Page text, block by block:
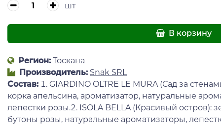
шт
В корзину
Регион: Тоскана
Производитель: Snak SRL
Состав: 1. GIARDINO OLTRE LE MURA (Сад за
корка апельсина, ароматизатор, натуральные
лепестки розы.2. ISOLA BELLA (Красивый остров):
бутоны розы, натуральные ароматизаторы,